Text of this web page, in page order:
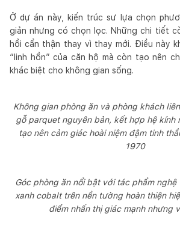
Ở dự án này, kiến trúc sư lựa chọn
giản nhưng có chọn lọc. Những chi tiết
hồi cẩn thận thay vì thay mới. Điều này
“linh hồn” của căn hộ mà còn tạo nên
khác biệt cho không gian sống.
Không gian phòng ăn và phòng khách
gỗ parquet nguyên bản, kết hợp hệ kính
tạo nên cảm giác hoài niệm đậm tinh
1970
Góc phòng ăn nổi bật với tác phẩm nghệ
xanh cobalt trên nền tường hoàn thiện
điểm nhấn thị giác mạnh nhưng